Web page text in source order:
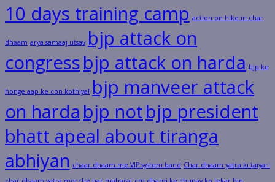
10 days training camp action on hike in char
dhaam arya samaaj utsav bjp attack on
congressbjp attack on harda bjp ke
honge aap ke con kothiyal bjp manveer attack
on harda bjp notbjp president
bhatt apeal about tiranga
abhiyan chaar dhaam me VIP system band Char dhaam yatra ki taiyari